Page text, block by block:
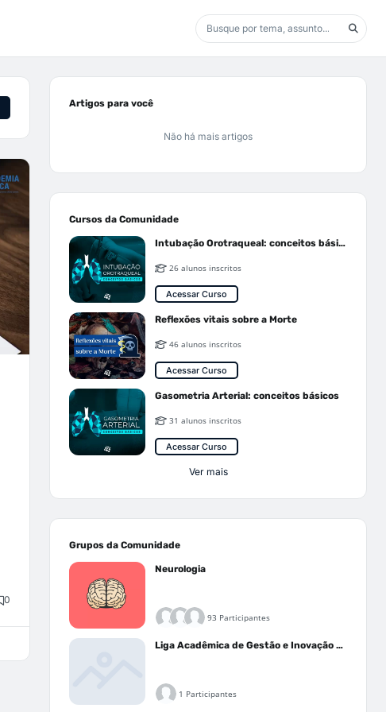
0
Artigos para você
Não há mais artigos
Cursos da Comunidade
Intubação Orotraqueal: conceitos básicos
26 alunos inscritos
Acessar Curso
Reflexões vitais sobre a Morte
46 alunos inscritos
Acessar Curso
Gasometria Arterial: conceitos básicos
31 alunos inscritos
Acessar Curso
Ver mais
Grupos da Comunidade
Neurologia
93 Participantes
Liga Acadêmica de Gestão e Inovação Médica - LAGIM
1 Participantes